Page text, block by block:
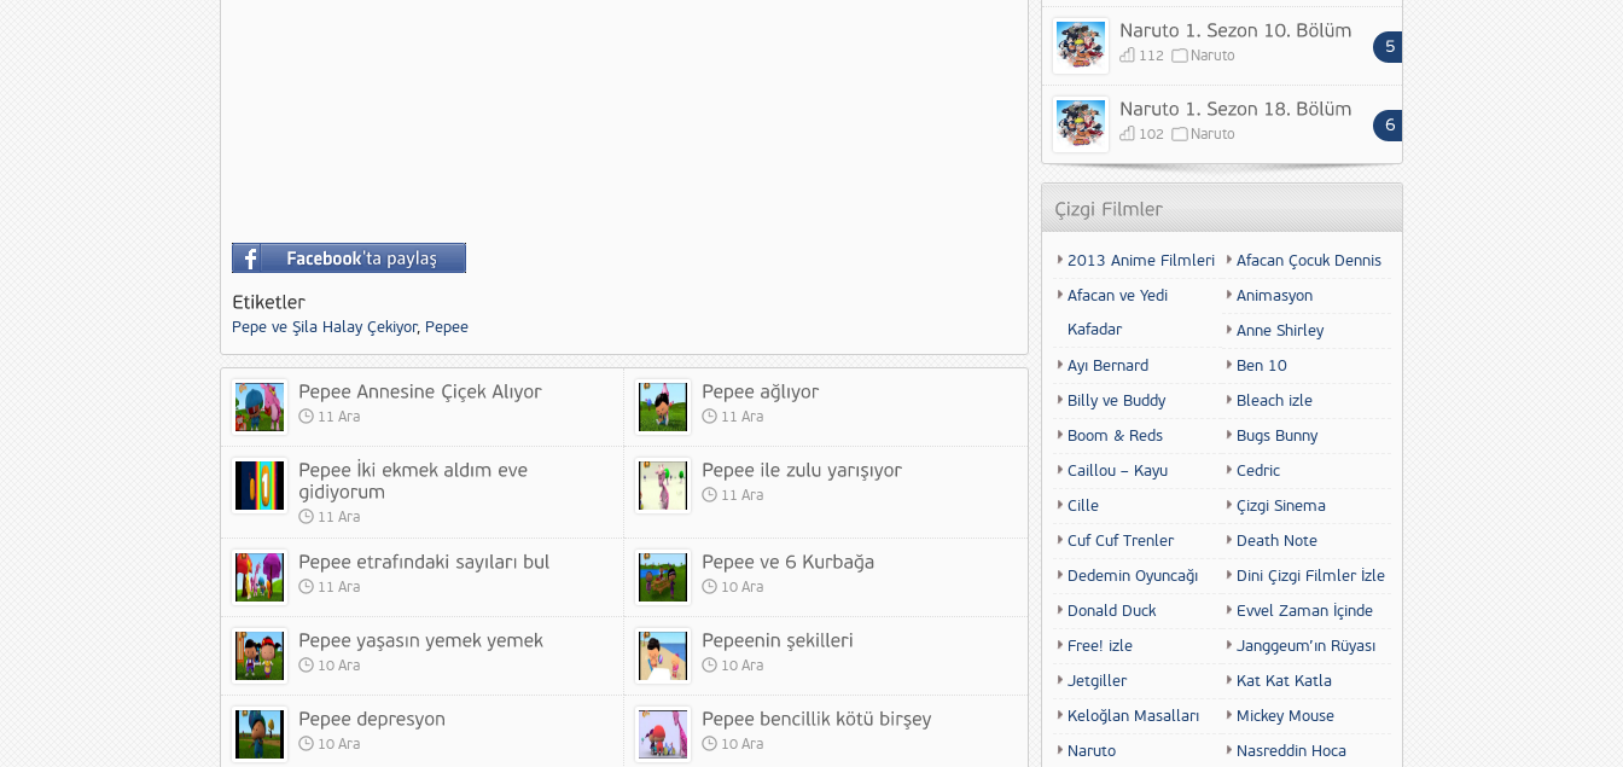
Pepe ve Şila Halay Çekiyor, Pepee
11 Ara 11 Ara
11 Ara
11 Ara
11 Ara 10 Ara
10 Ara 10 Ara
10 Ara 10 Ara
112 Naruto
102 Naruto
2013 Anime Filmleri
Afacan Çocuk Dennis
Afacan ve Yedi
Kafadar
Animasyon
Anne Shirley
Ayı Bernard
Ben 10
Billy ve Buddy
Bleach izle
Boom & Reds
Bugs Bunny
Caillou – Kayu
Cedric
Cille
Çizgi Sinema
Cuf Cuf Trenler
Death Note
Dedemin Oyuncağı
Dini Çizgi Filmler İzle
Donald Duck
Evvel Zaman İçinde
Free! izle
Janggeum’ın Rüyası
Jetgiller
Kat Kat Katla
Keloğlan Masalları
Mickey Mouse
Naruto
Nasreddin Hoca